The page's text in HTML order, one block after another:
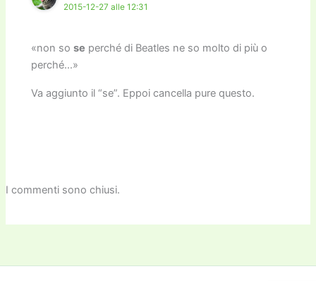
2015-12-27 alle 12:31
«non sose perché di Beatles ne so molto di più o
perché…»
Va aggiunto il “se”. Eppoi cancella pure questo.
I commenti sono chiusi.